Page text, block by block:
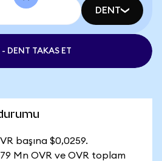
DENT
- DENT TAKAS ET
başına $0,0259.
Mn OVR ve OVR toplam